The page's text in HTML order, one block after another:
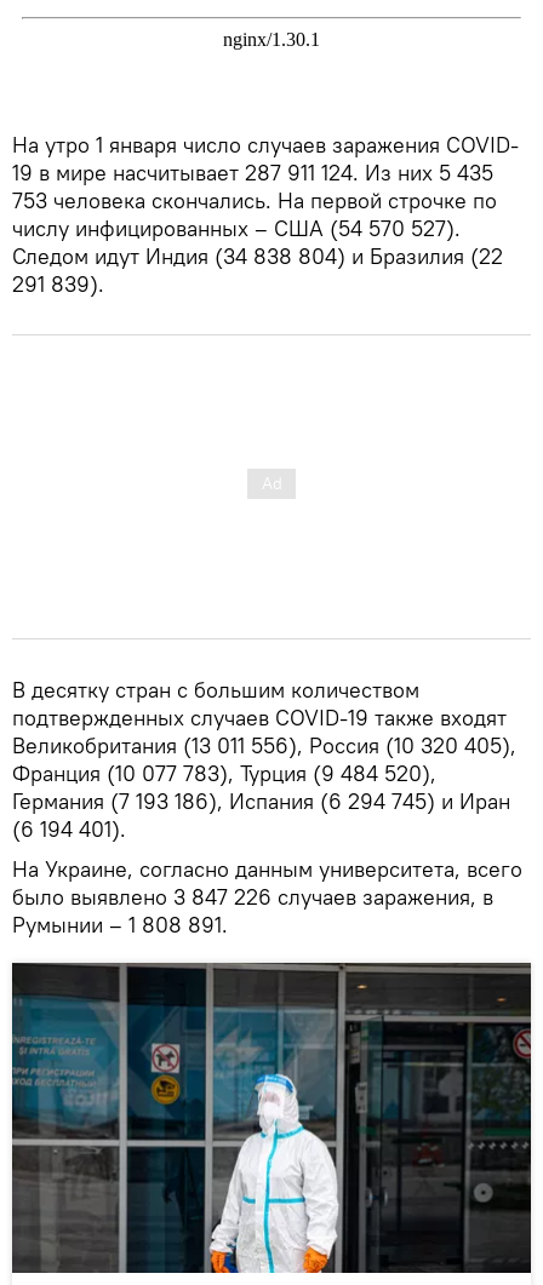
На утро 1 января число случаев заражения COVID-
19 в мире насчитывает 287 911 124. Из них 5 435
753 человека скончались. На первой строчке по
числу инфицированных – США (54 570 527).
Следом идут Индия (34 838 804) и Бразилия (22
291 839).
В десятку стран с большим количеством
подтвержденных случаев COVID-19 также входят
Великобритания (13 011 556), Россия (10 320 405),
Франция (10 077 783), Турция (9 484 520),
Германия (7 193 186), Испания (6 294 745) и Иран
(6 194 401).
На Украине, согласно данным университета, всего
было выявлено 3 847 226 случаев заражения, в
Румынии – 1 808 891.